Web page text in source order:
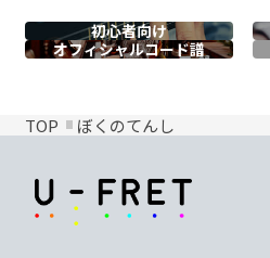
初心者向け
オフィシャルコード譜
TOP ぼくのてんし